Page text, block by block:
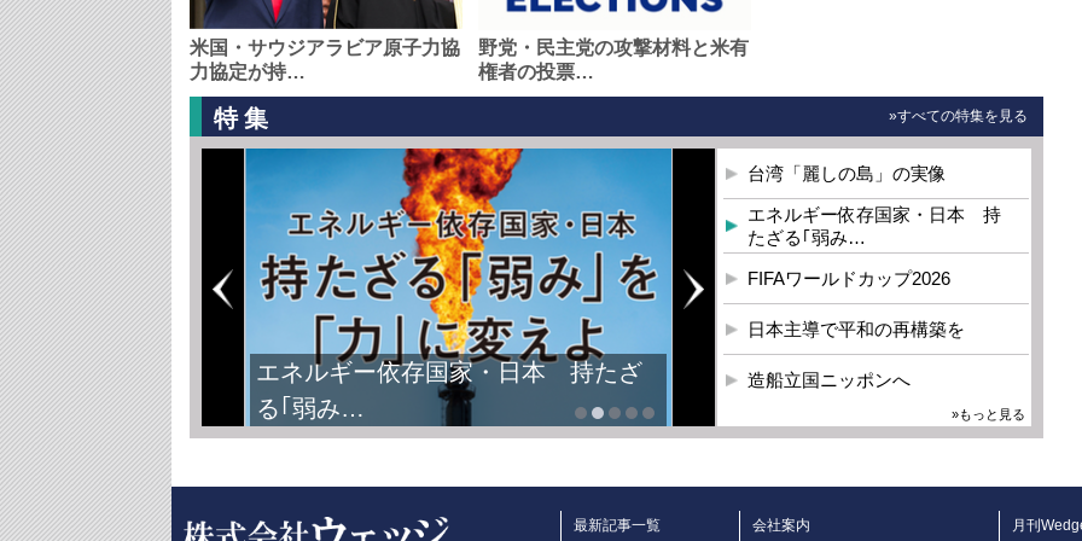
米国・サウジアラビア原子力協
力協定が持…
野党・民主党の攻撃材料と米有
権者の投票…
特集 »すべての特集を見る
エネルギー依存国家・日本 持たざ
る｢弱み…
台湾「麗しの島」の実像
エネルギー依存国家・日本 持
たざる｢弱み…
FIFAワールドカップ2026
日本主導で平和の再構築を
造船立国ニッポンへ
»もっと見る
最新記事一覧 会社案内 月刊